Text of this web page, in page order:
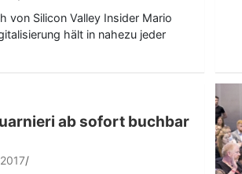
von Silicon Valley Insider Mario
hält in nahezu jeder
ab sofort buchbar